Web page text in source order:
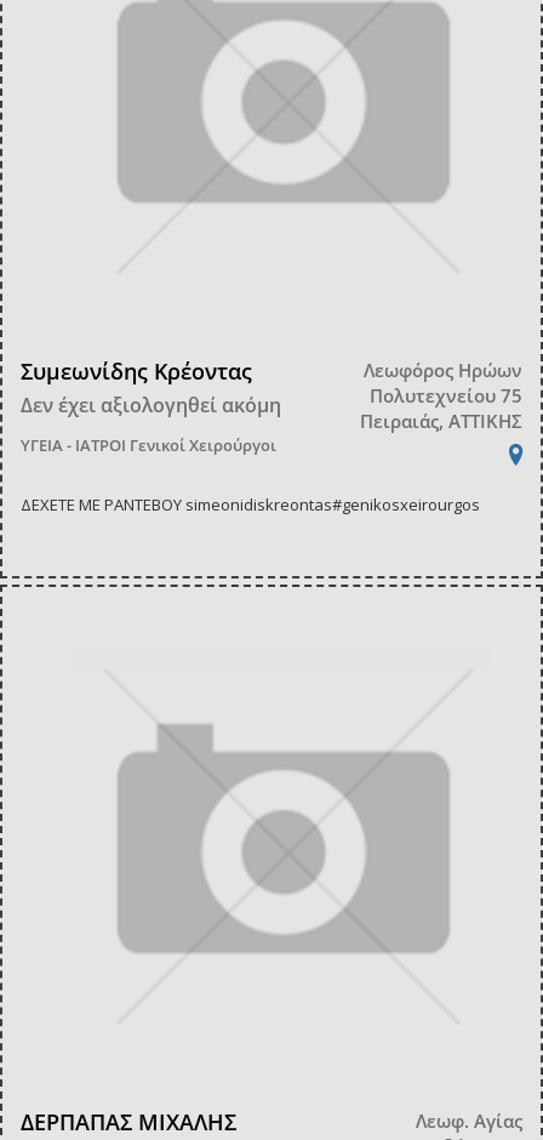
Συμεωνίδης Κρέοντας
Δεν έχει αξιολογηθεί ακόμη
ΥΓΕΙΑ - ΙΑΤΡΟΙ Γενικοί Χειρούργοι
Λεωφόρος Ηρώων
Πολυτεχνείου 75
Πειραιάς, ΑΤΤΙΚΗΣ
ΔΕΧΕΤΕ ΜΕ ΡΑΝΤΕΒΟΥ simeonidiskreontas#genikosxeirourgos
ΔΕΡΠΑΠΑΣ ΜΙΧΑΛΗΣ
Λεωφ. Αγίας